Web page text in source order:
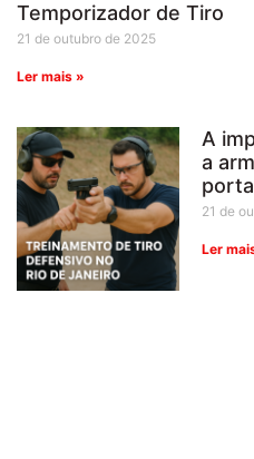
Temporizador de Tiro
21 de outubro de 2025
Ler mais »
A
a
porta
21 de
Ler